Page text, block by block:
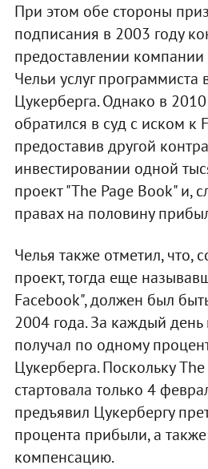
При этом обе стороны
подписания в 2003 году
предоставлении
Чельи услуг
Цукерберга. Однако в 2010
обратился в суд с иском к
предоставив другой
инвестировании одной
проект "The Page Book" и,
правах на половину
Челья также отметил, что,
проект, тогда еще
Facebook", должен был
2004 года. За каждый
получал по одному
Цукерберга. Поскольку
стартовала только 4
предъявил Цукербергу
процента прибыли, а
компенсацию.